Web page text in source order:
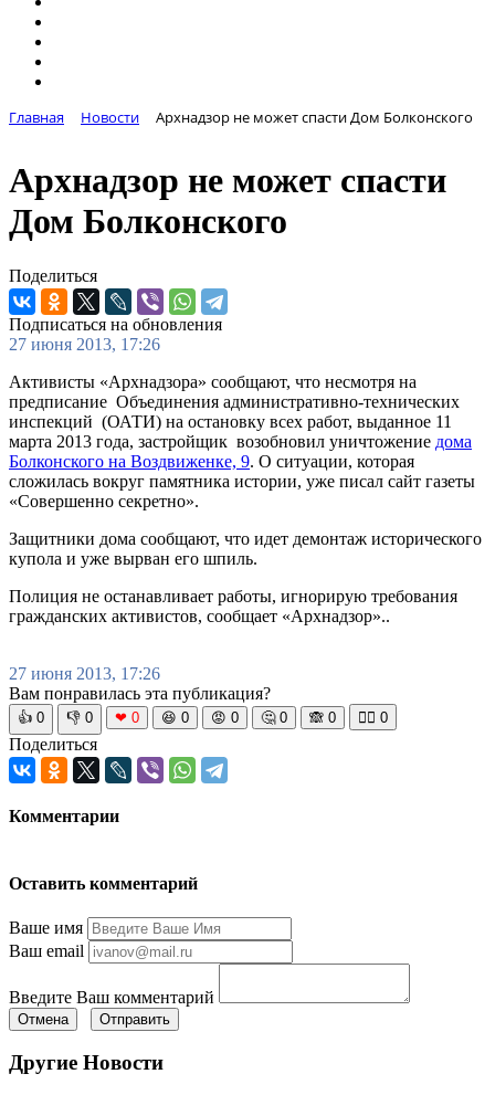
Главная Новости Архнадзор не может спасти Дом Болконского
Архнадзор не может спасти
Дом Болконского
Поделиться
Подписаться на обновления
27 июня 2013, 17:26
Активисты «Архнадзора» сообщают, что несмотря на
предписание Объединения административно-технических
инспекций (ОАТИ) на остановку всех работ, выданное 11
марта 2013 года, застройщик возобновил уничтожение дома
Болконского на Воздвиженке, 9. О ситуации, которая
сложилась вокруг памятника истории, уже писал сайт газеты
«Совершенно секретно».
Защитники дома сообщают, что идет демонтаж исторического
купола и уже вырван его шпиль.
Полиция не останавливает работы, игнорирую требования
гражданских активистов, сообщает «Архнадзор»..
27 июня 2013, 17:26
Вам понравилась эта публикация?
👍 0 👎 0 ❤ 0 😆 0 😡 0 🤔 0 🙈 0 🧘‍♀️ 0
Поделиться
Комментарии
Оставить комментарий
Ваше имя
Ваш email
Введите Ваш комментарий
Отмена Отправить
Другие Новости